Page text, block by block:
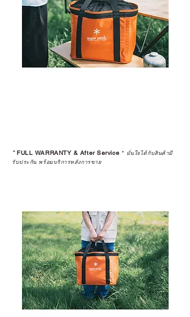
*FULL WARRANTY & After Service * มั่นใจได้กับสินค้ามี
รับประกัน พร้อมบริการหลังการขาย